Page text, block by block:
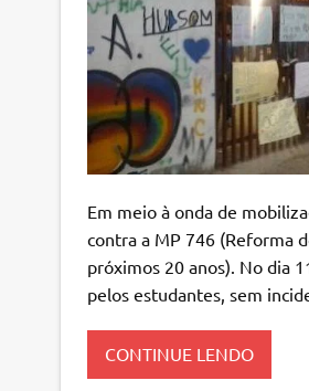
Em meio à onda de
contra a MP 746 (Reforma
próximos 20 anos). No dia
pelos estudantes, sem
CONTINUE LENDO